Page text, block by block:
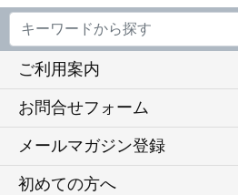
ご利用案内
お問合せフォーム
メールマガジン登録
初めての方へ